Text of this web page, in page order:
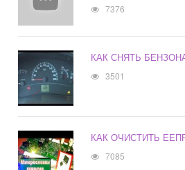
7376
КАК СНЯТЬ
3501
КАК ОЧИСТИТЬ
7085